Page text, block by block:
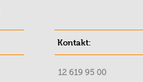
Kontakt:
12 619 95 00